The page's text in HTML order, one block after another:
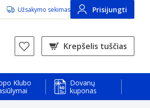
Užsakymo sekimas Prisijungti
Krepšelis tuščias
Klubo
Dovanų
kuponas